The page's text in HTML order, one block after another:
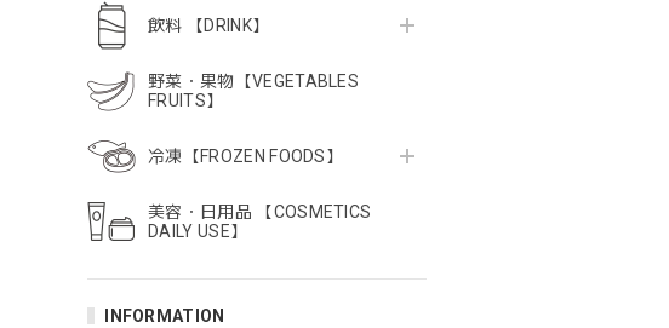
飲料 【DRINK】
野菜・果物【VEGETABLES
FRUITS】
冷凍【FROZEN FOODS】
美容・日用品 【COSMETICS
DAILY USE】
INFORMATION